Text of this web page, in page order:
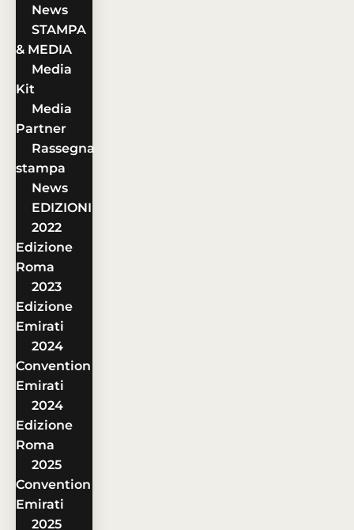
News
STAMPA
& MEDIA
Media
Kit
Media
Partner
Rassegna
stampa
News
EDIZIONI
2022
Edizione
Roma
2023
Edizione
Emirati
2024
Convention
Emirati
2024
Edizione
Roma
2025
Convention
Emirati
2025